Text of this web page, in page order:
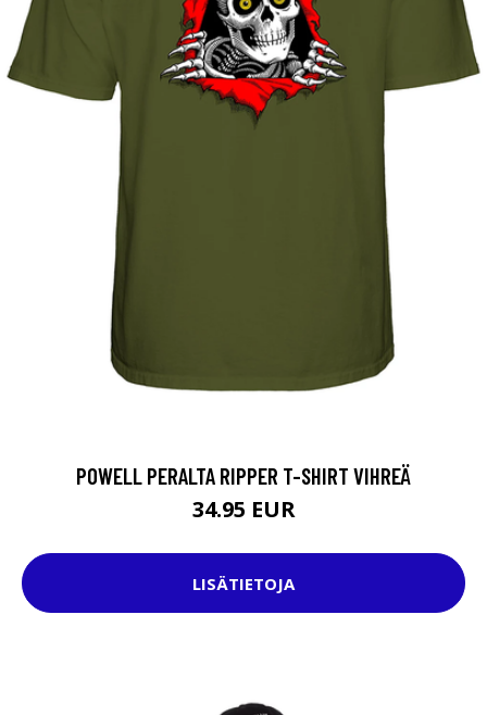
POWELL PERALTA RIPPER T-SHIRT VIHREÄ
34.95 EUR
LISÄTIETOJA